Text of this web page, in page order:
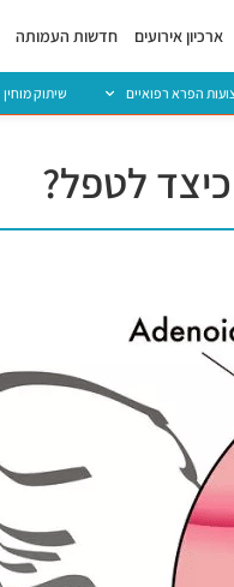
ארכיון אירועים חדשות העמותה
הפרא רפואיים שיתוק מוחין
לטפל?